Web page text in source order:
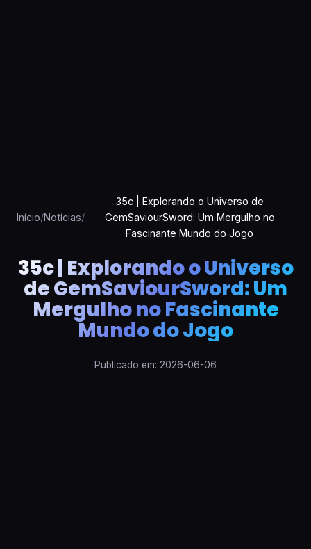
Início/Notícias/
35c | Explorando o Universo de
GemSaviourSword: Um Mergulho no
Fascinante Mundo do Jogo
35c | Explorando o Universo
de GemSaviourSword: Um
Mergulho no Fascinante
Mundo do Jogo
Publicado em: 2026-06-06